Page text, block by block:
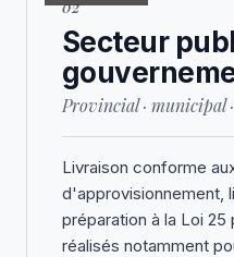
02
Secteur
Provincial · municipal ·
Livraison conforme
d'approvisionnement,
préparation à la Loi
réalisés notamment